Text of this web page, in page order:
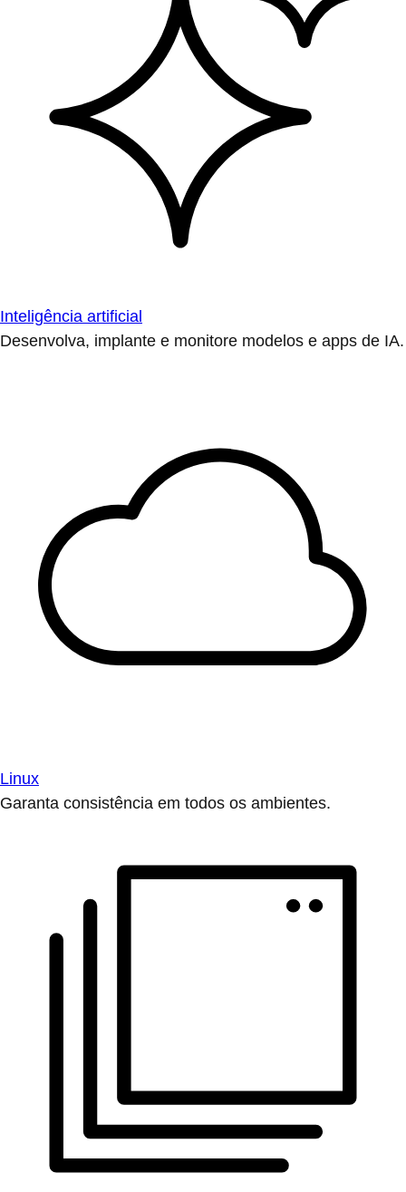
Inteligência artificial
Desenvolva, implante e monitore modelos e apps de IA.
Linux
Garanta consistência em todos os ambientes.